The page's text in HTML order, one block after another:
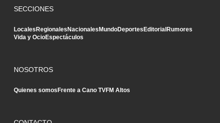
SECCIONES
LocalesRegionalesNacionalesMundoDeportesEditorialRumores
Vida y OcioEspectáculos
NOSOTROS
Quienes somosFrente a Cano TVFM Altos